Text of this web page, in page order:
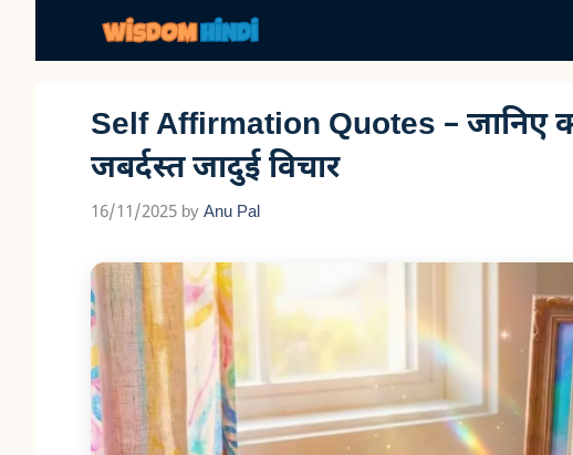
Self Affirmation Quotes – जानिए
जबर्दस्त जादुई विचार
16/11/2025 by Anu Pal